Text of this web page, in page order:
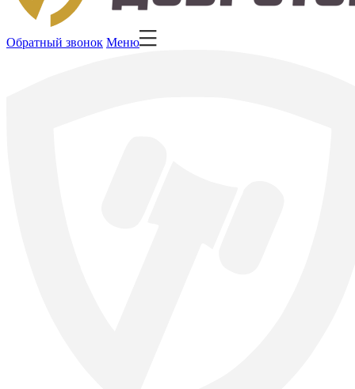
Обратный звонок Меню